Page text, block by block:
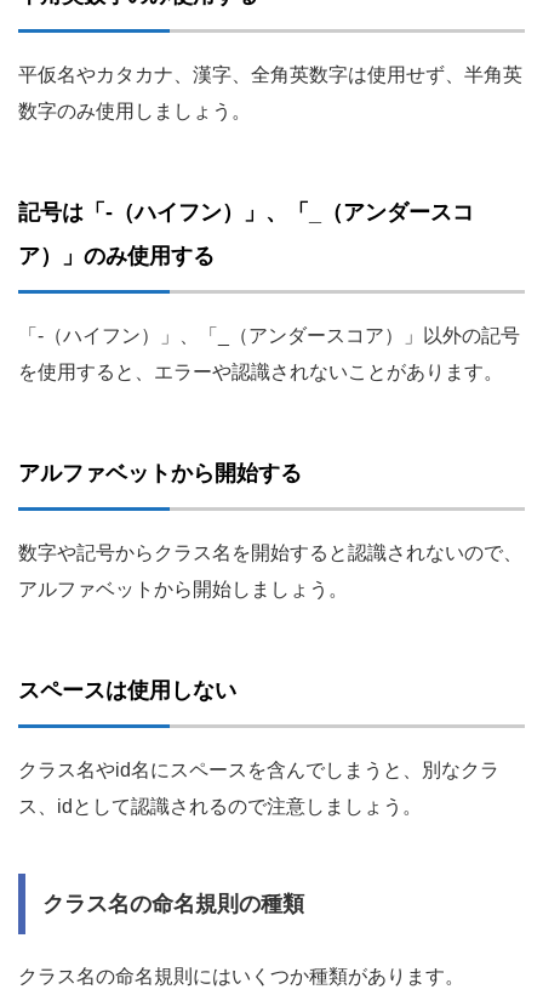
平仮名やカタカナ、漢字、全角英数字は使用せず、半角英
数字のみ使用しましょう。
記号は「-（ハイフン）」、「_（アンダースコ
ア）」のみ使用する
「-（ハイフン）」、「_（アンダースコア）」以外の記号
を使用すると、エラーや認識されないことがあります。
アルファベットから開始する
数字や記号からクラス名を開始すると認識されないので、
アルファベットから開始しましょう。
スペースは使用しない
クラス名やid名にスペースを含んでしまうと、別なクラ
ス、idとして認識されるので注意しましょう。
クラス名の命名規則の種類
クラス名の命名規則にはいくつか種類があります。